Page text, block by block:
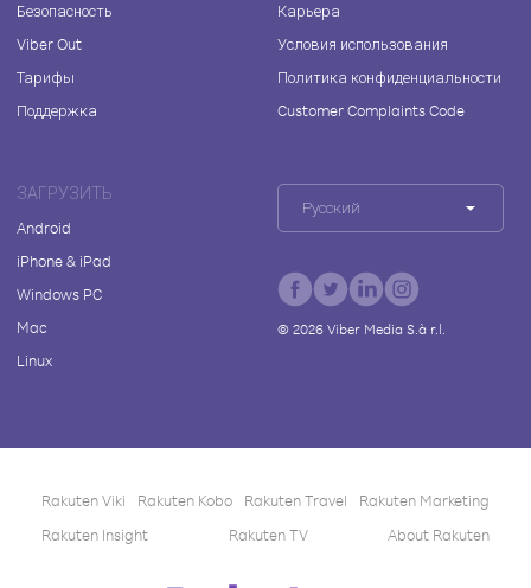
Безопасность
Viber Out
Тарифы
Поддержка
Карьера
Условия использования
Политика конфиденциальности
Customer Complaints Code
ЗАГРУЗИТЬ
Android
iPhone & iPad
Windows PC
Mac
Linux
Русский
© 2026Viber Media S.à r.l.
Rakuten Viki Rakuten Kobo Rakuten Travel
Rakuten Marketing
Rakuten Insight
Rakuten TV About Rakuten